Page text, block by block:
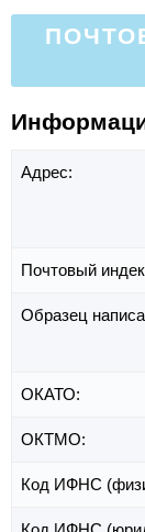
Адрес:
Почтовый
Образец
ОКАТО:
ОКТМО:
Код ИФНС